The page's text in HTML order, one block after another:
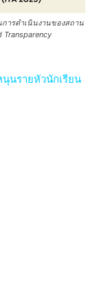
ารดำเนินงานของสถาน
นรายหัวนักเรียน